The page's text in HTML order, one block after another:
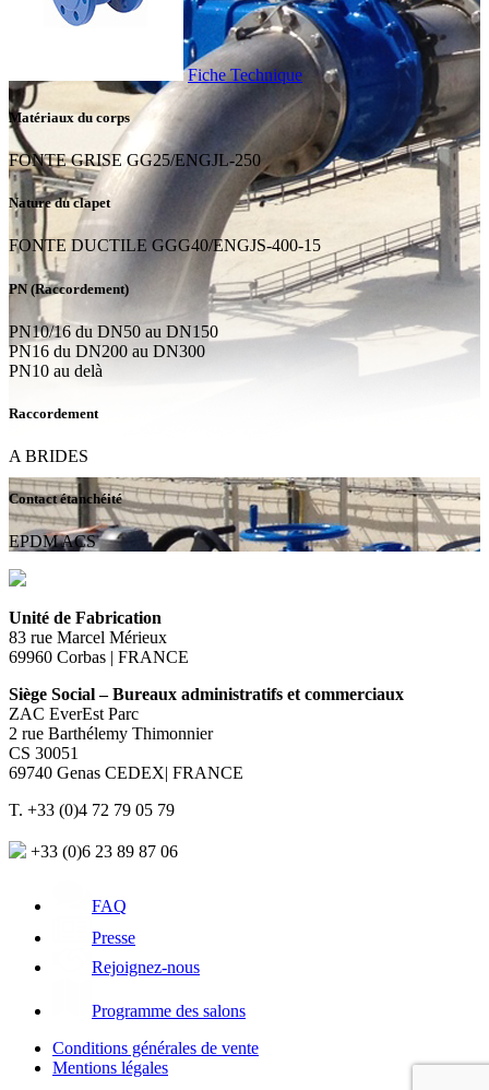
Fiche Technique
Matériaux du corps
FONTE GRISE GG25/ENGJL-250
Nature du clapet
FONTE DUCTILE GGG40/ENGJS-400-15
PN (Raccordement)
PN10/16 du DN50 au DN150
PN16 du DN200 au DN300
PN10 au delà
Raccordement
A BRIDES
Contact étanchéité
EPDM ACS
Unité de Fabrication
83 rue Marcel Mérieux
69960 Corbas | FRANCE
Siège Social – Bureaux administratifs et commerciaux
ZAC EverEst Parc
2 rue Barthélemy Thimonnier
CS 30051
69740 Genas CEDEX| FRANCE
T. +33 (0)4 72 79 05 79
+33 (0)6 23 89 87 06
FAQ
Presse
Rejoignez-nous
Programme des salons
Conditions générales de vente
Mentions légales